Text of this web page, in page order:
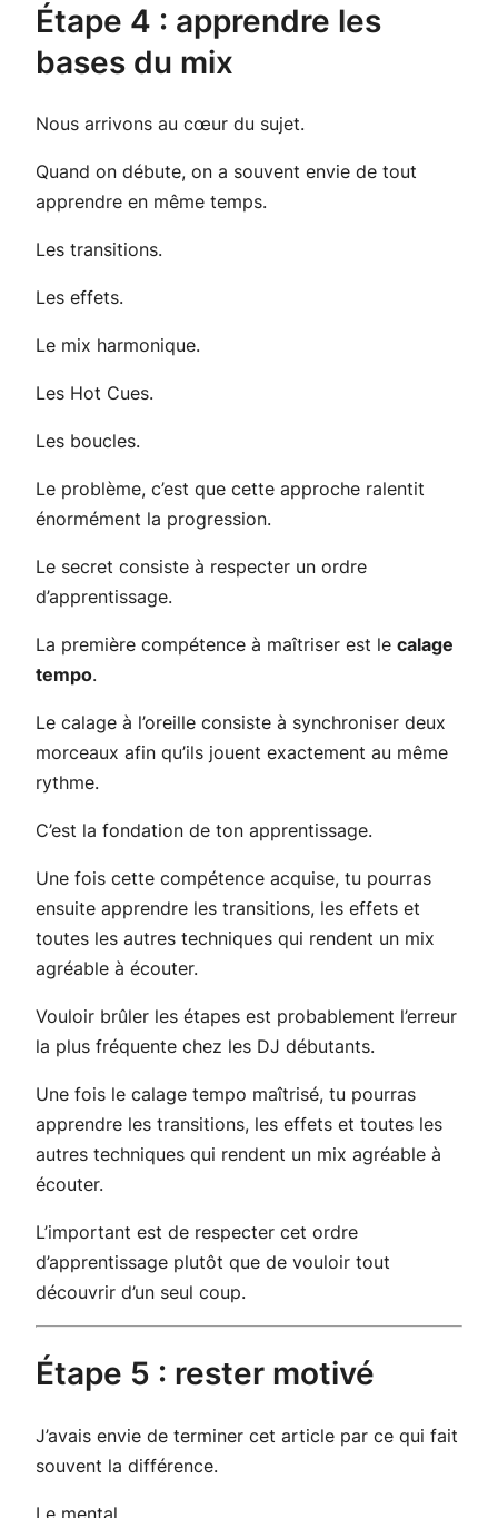
Étape 4 : apprendre les
bases du mix
Nous arrivons au cœur du sujet.
Quand on débute, on a souvent envie de tout
apprendre en même temps.
Les transitions.
Les effets.
Le mix harmonique.
Les Hot Cues.
Les boucles.
Le problème, c’est que cette approche ralentit
énormément la progression.
Le secret consiste à respecter un ordre
d’apprentissage.
La première compétence à maîtriser est le calage
tempo.
Le calage à l’oreille consiste à synchroniser deux
morceaux afin qu’ils jouent exactement au même
rythme.
C’est la fondation de ton apprentissage.
Une fois cette compétence acquise, tu pourras
ensuite apprendre les transitions, les effets et
toutes les autres techniques qui rendent un mix
agréable à écouter.
Vouloir brûler les étapes est probablement l’erreur
la plus fréquente chez les DJ débutants.
Une fois le calage tempo maîtrisé, tu pourras
apprendre les transitions, les effets et toutes les
autres techniques qui rendent un mix agréable à
écouter.
L’important est de respecter cet ordre
d’apprentissage plutôt que de vouloir tout
découvrir d’un seul coup.
Étape 5 : rester motivé
J’avais envie de terminer cet article par ce qui fait
souvent la différence.
Le mental.